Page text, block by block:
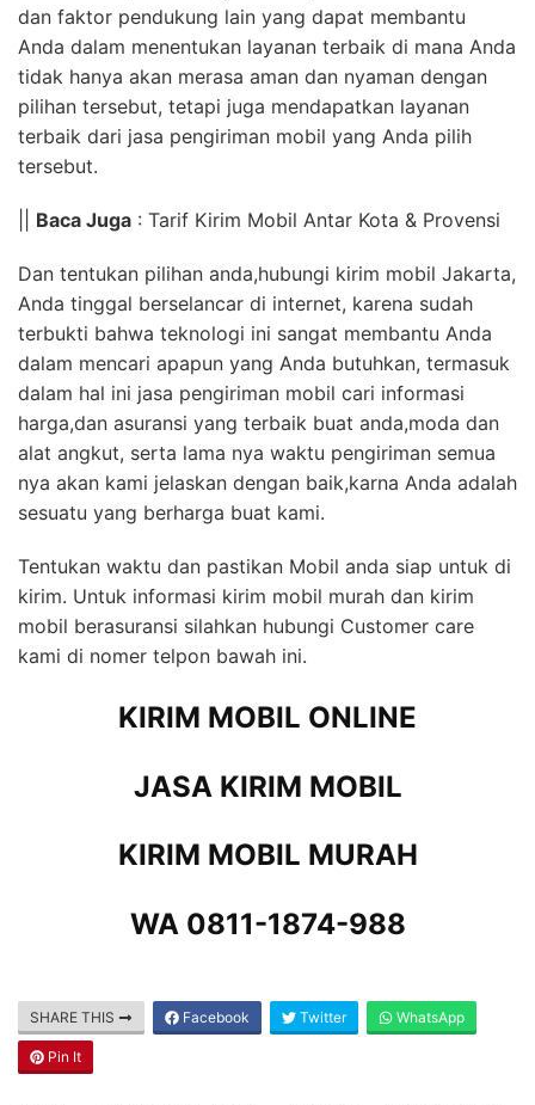
dan faktor pendukung lain yang dapat membantu
Anda dalam menentukan layanan terbaik di mana Anda
tidak hanya akan merasa aman dan nyaman dengan
pilihan tersebut, tetapi juga mendapatkan layanan
terbaik dari jasa pengiriman mobil yang Anda pilih
tersebut.
Baca Juga : Tarif Kirim Mobil Antar Kota & Provensi
Dan tentukan pilihan anda,hubungi kirim mobil Jakarta,
Anda tinggal berselancar di internet, karena sudah
terbukti bahwa teknologi ini sangat membantu Anda
dalam mencari apapun yang Anda butuhkan, termasuk
dalam hal ini jasa pengiriman mobil cari informasi
harga,dan asuransi yang terbaik buat anda,moda dan
alat angkut, serta lama nya waktu pengiriman semua
nya akan kami jelaskan dengan baik,karna Anda adalah
sesuatu yang berharga buat kami.
Tentukan waktu dan pastikan Mobil anda siap untuk di
kirim. Untuk informasi kirim mobil murah dan kirim
mobil berasuransi silahkan hubungi Customer care
kami di nomer telpon bawah ini.
KIRIM MOBIL ONLINE
JASA KIRIM MOBIL
KIRIM MOBIL MURAH
WA 0811-1874-988
SHARE THIS Facebook Twitter WhatsApp
Pin It